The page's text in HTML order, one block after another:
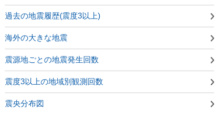
過去の地震履歴(震度3以上)
海外の大きな地震
震源地ごとの地震発生回数
震度3以上の地域別観測回数
震央分布図